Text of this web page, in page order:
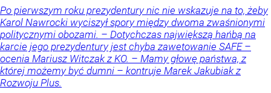
Po pierwszym roku prezydentury nic nie wskazuje na to, żeby
Karol Nawrocki wyciszył spory między dwoma zwaśnionymi
politycznymi obozami. – Dotychczas największą hańbą na
karcie jego prezydentury jest chyba zawetowanie SAFE –
ocenia Mariusz Witczak z KO. – Mamy głowę państwa, z
której możemy być dumni – kontruje Marek Jakubiak z
Rozwoju Plus.